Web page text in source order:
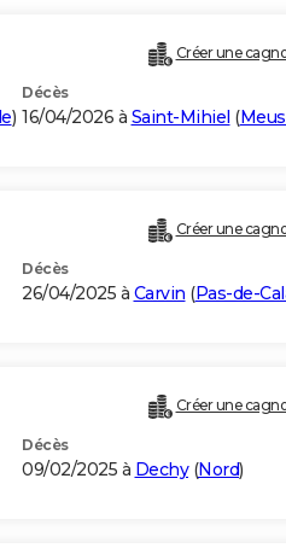
Créer une
)
Décès
16/04/2026 à Saint-Mihiel (
Créer une
Décès
26/04/2025 à Carvin (Pas-de-
Créer une
Décès
09/02/2025 à Dechy(Nord)